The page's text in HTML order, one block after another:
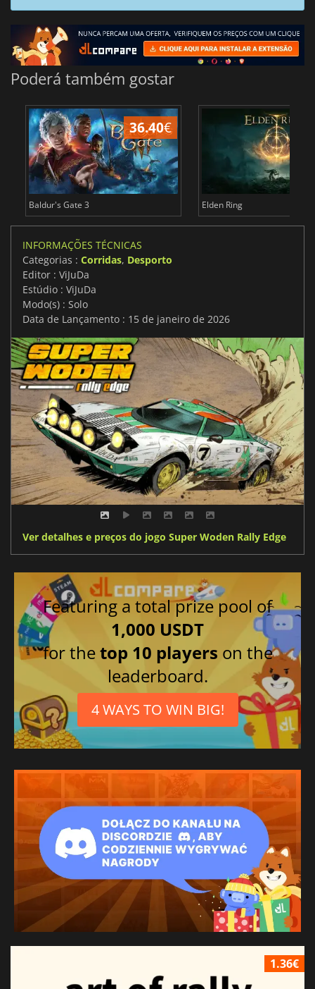
Poderá também gostar
36.40€
Baldur's Gate 3 Elden Ring
INFORMAÇÕES TÉCNICAS
Categorias : Corridas, Desporto
Editor : ViJuDa
Estúdio : ViJuDa
Modo(s) : Solo
Data de Lançamento : 15 de janeiro de 2026
Ver detalhes e preços do jogo Super Woden Rally Edge
Featuring a total prize pool of
1,000 USDT
for thetop 10 players on the
leaderboard.
4 WAYS TO WIN BIG!
1.36€